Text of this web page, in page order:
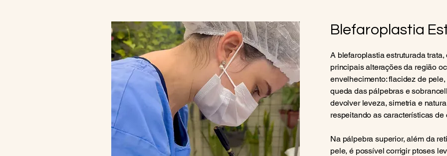
Blefaroplastia
A blefaroplastia estruturada
principais alterações da região
envelhecimento: flacidez de
queda das pálpebras e
devolver leveza, simetria e
respeitando as características de
Na pálpebra superior, além da
pele, é possível corrigir ptoses